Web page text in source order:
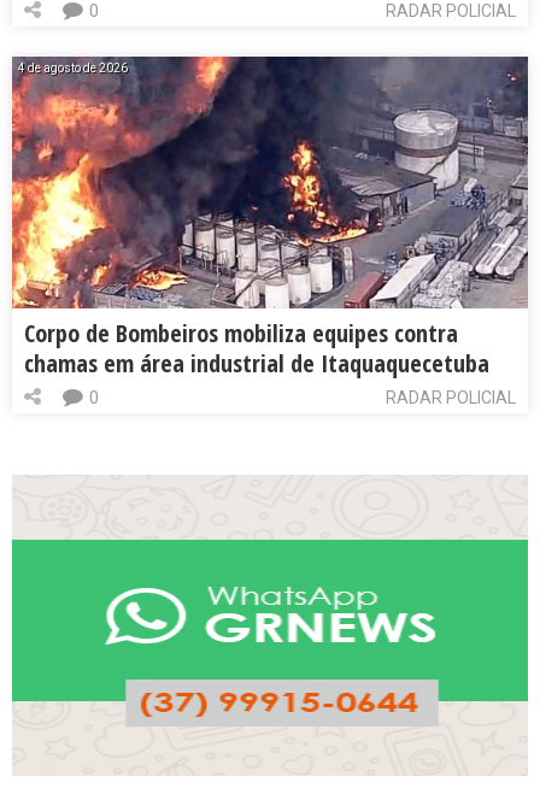
RADAR POLICIAL
0
4 de agosto de 2026
Corpo de Bombeiros mobiliza equipes contra
chamas em área industrial de Itaquaquecetuba
RADAR POLICIAL
0